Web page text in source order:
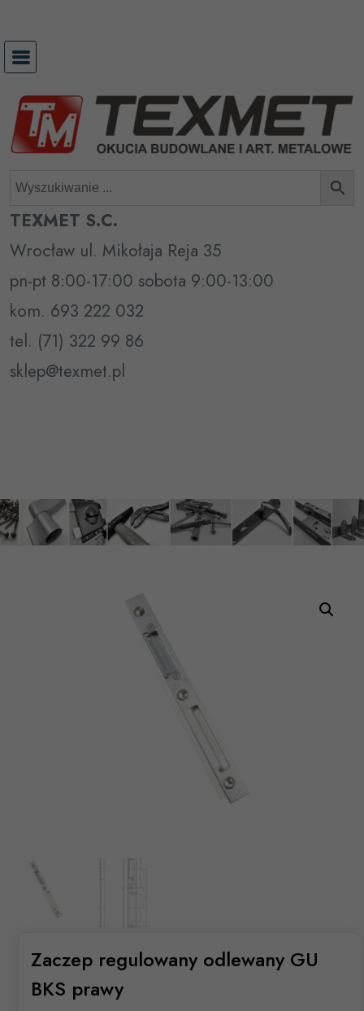
treści
TEXMET S.C.
Wrocław ul. Mikołaja Reja 35
pn-pt 8:00-17:00 sobota 9:00-13:00
kom. 693 222 032
tel. (71) 322 99 86
sklep@texmet.pl
Zaczep regulowany odlewany GU
BKS prawy